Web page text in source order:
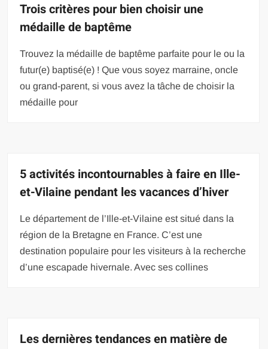
Trois critères pour bien choisir une
médaille de baptême
Trouvez la médaille de baptême parfaite pour le ou la
futur(e) baptisé(e) ! Que vous soyez marraine, oncle
ou grand-parent, si vous avez la tâche de choisir la
médaille pour
5 activités incontournables à faire en Ille-
et-Vilaine pendant les vacances d’hiver
Le département de l’Ille-et-Vilaine est situé dans la
région de la Bretagne en France. C’est une
destination populaire pour les visiteurs à la recherche
d’une escapade hivernale. Avec ses collines
Les dernières tendances en matière de